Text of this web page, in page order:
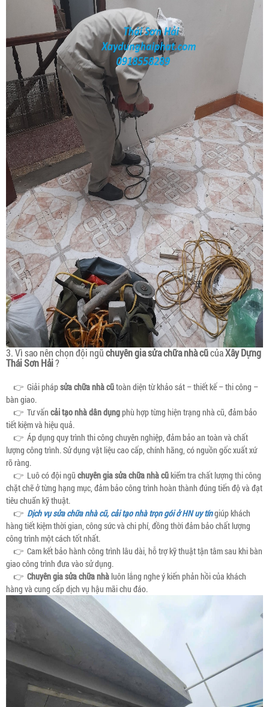
3. Vì sao nên chọn đội ngũchuyên gia sửa chữa nhà cũcủaXây Dựng
Thái Sơn Hải?
👉 Giải phápsửa chữa nhà cũtoàn diện từ khảo sát – thiết kế – thi công –
bàn giao.
👉 Tư vấn cải tạo nhà dân dụngphù hợp từng hiện trạng nhà cũ, đảm bảo
tiết kiệm và hiệu quả.
👉 Áp dụng quy trình thi công chuyên nghiệp, đảm bảo an toàn và chất
lượng công trình. Sử dụng vật liệu cao cấp, chính hãng, có nguồn gốc xuất xứ
rõ ràng.
👉 Luô có đội ngũ chuyên gia sửa chữa nhà cũkiểm tra chất lượng thi công
chặt chẽ ở từng hạng mục, đảm bảo công trình hoàn thành đúng tiến độ và đạt
tiêu chuẩn kỹ thuật.
👉 Dịch vụ sửa chữa nhà cũ, cải tạo nhà trọn gói ở HN uy tíngiúp khách
hàng tiết kiệm thời gian, công sức và chi phí, đồng thời đảm bảo chất lượng
công trình một cách tốt nhất.
👉 Cam kết bảo hành công trình lâu dài, hỗ trợ kỹ thuật tận tâm sau khi bàn
giao công trình đưa vào sử dụng.
👉 Chuyên gia sửa chữa nhà luôn lắng nghe ý kiến phản hồi của khách
hàng và cung cấp dịch vụ hậu mãi chu đáo.